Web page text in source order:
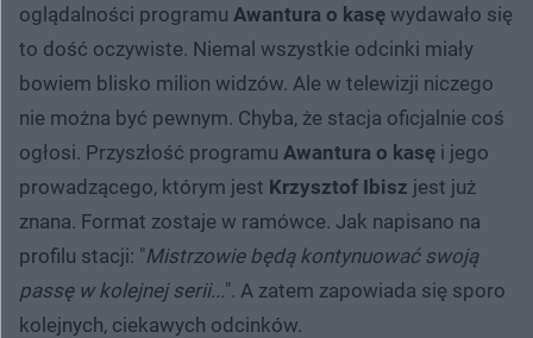
oglądalności programu Awantura o kasę wydawało się
to dość oczywiste. Niemal wszystkie odcinki miały
bowiem blisko milion widzów. Ale w telewizji niczego
nie można być pewnym. Chyba, że stacja oficjalnie coś
ogłosi. Przyszłość programu Awantura o kasę i jego
prowadzącego, którym jest Krzysztof Ibisz jest już
znana. Format zostaje w ramówce. Jak napisano na
profilu stacji: "Mistrzowie będą kontynuować swoją
passę w kolejnej serii...". A zatem zapowiada się sporo
kolejnych, ciekawych odcinków.